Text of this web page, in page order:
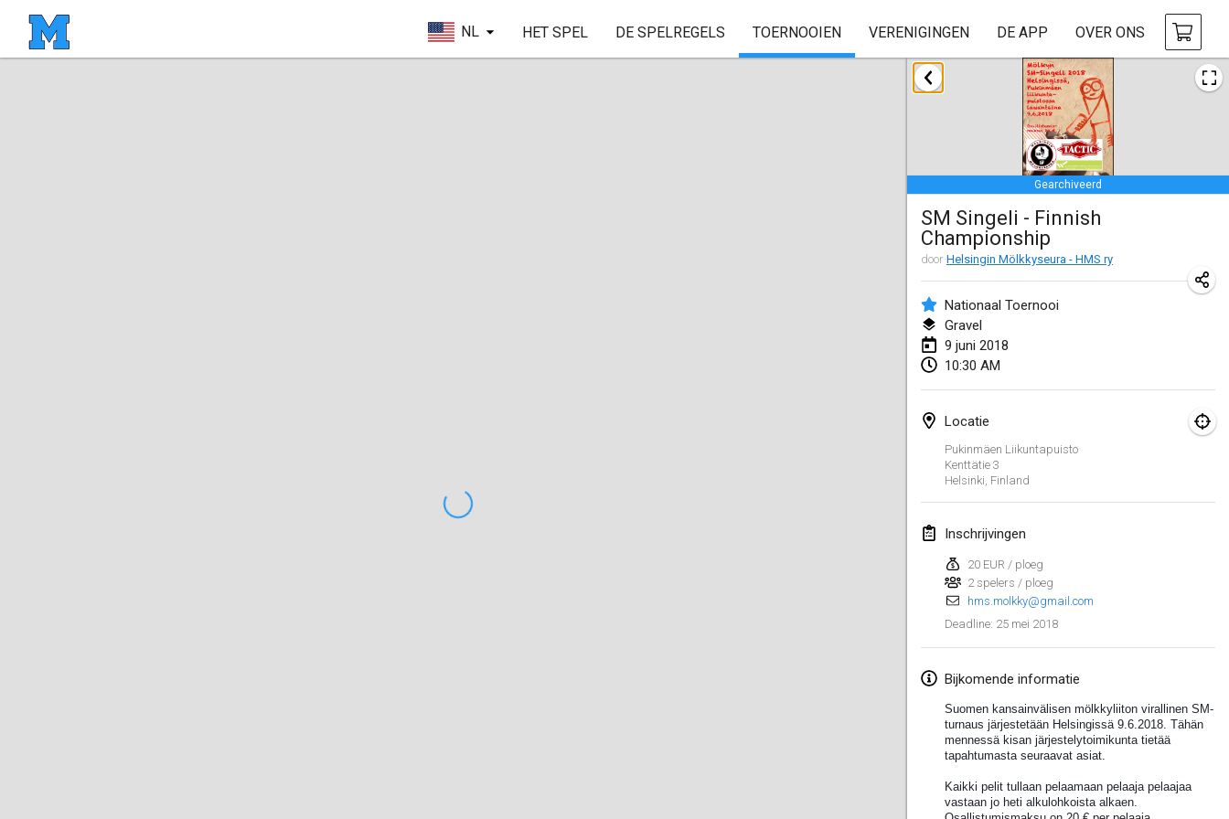
NL HET SPEL DE SPELREGELS TOERNOOIEN VERENIGINGEN DE APP OVER ONS
Gearchiveerd
SM Singeli - Finnish
Championship
door Helsingin Mölkkyseura - HMS ry
Nationaal Toernooi
Gravel
9 juni 2018
10:30 AM
Locatie
Pukinmäen Liikuntapuisto
Kenttätie 3
Helsinki Finland
Inschrijvingen
20 EUR / ploeg
2 spelers / ploeg
hms.molkky@gmail.com
Deadline: 25 mei 2018
Bijkomende informatie
Suomen kansainvälisen mölkkyliiton virallinen SM-
turnaus järjestetään Helsingissä 9.6.2018. Tähän
mennessä kisan järjestelytoimikunta tietää
tapahtumasta seuraavat asiat.
Kaikki pelit tullaan pelaamaan pelaaja pelaajaa
vastaan jo heti alkulohkoista alkaen.
januari 2018
Open des rois de Mölkky
21 jan. 2018|Frankrijk
Individuel du Garo
21 jan. 2018 |Frankrijk
Tournoi d'Hiver
27 jan. 2018|Frankrijk
27 jan. 2018
februari 2018
3 feb. 2018|Finland
Tournoi de la St Valentin
Faschings-Mölkky
11 feb. 2018|Duitsland
SM HalliMölkky - Finnish Championship
24 feb. 2018|Finland
24 feb. 2018| Frankrijk